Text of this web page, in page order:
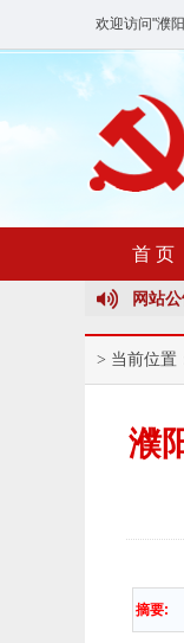
欢迎访问"濮
首 页
网站
全省修志试点志书《濮
> 当前位置
濮
摘要: